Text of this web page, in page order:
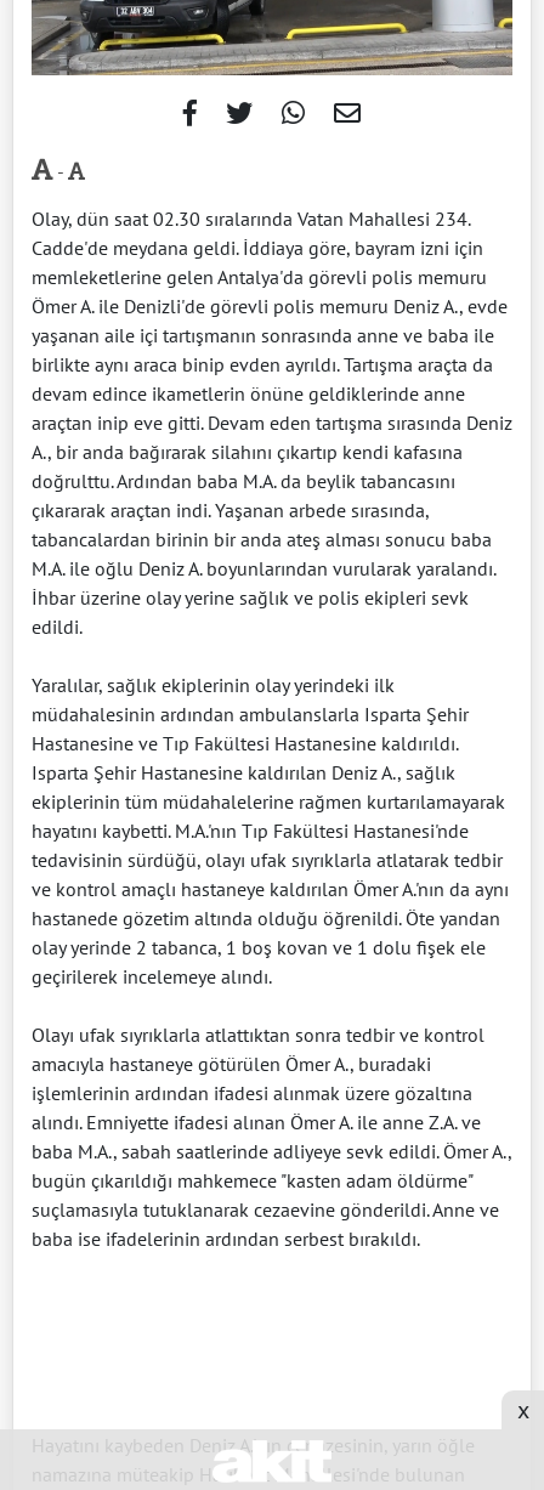
-
Olay, dün saat 02.30 sıralarında Vatan Mahallesi 234.
Cadde'de meydana geldi. İddiaya göre, bayram izni için
memleketlerine gelen Antalya'da görevli polis memuru
Ömer A. ile Denizli'de görevli polis memuru Deniz A., evde
yaşanan aile içi tartışmanın sonrasında anne ve baba ile
birlikte aynı araca binip evden ayrıldı. Tartışma araçta da
devam edince ikametlerin önüne geldiklerinde anne
araçtan inip eve gitti. Devam eden tartışma sırasında Deniz
A., bir anda bağırarak silahını çıkartıp kendi kafasına
doğrulttu. Ardından baba M.A. da beylik tabancasını
çıkararak araçtan indi. Yaşanan arbede sırasında,
tabancalardan birinin bir anda ateş alması sonucu baba
M.A. ile oğlu Deniz A. boyunlarından vurularak yaralandı.
İhbar üzerine olay yerine sağlık ve polis ekipleri sevk
edildi.
Yaralılar, sağlık ekiplerinin olay yerindeki ilk
müdahalesinin ardından ambulanslarla Isparta Şehir
Hastanesine ve Tıp Fakültesi Hastanesine kaldırıldı.
Isparta Şehir Hastanesine kaldırılan Deniz A., sağlık
ekiplerinin tüm müdahalelerine rağmen kurtarılamayarak
hayatını kaybetti. M.A.'nın Tıp Fakültesi Hastanesi'nde
tedavisinin sürdüğü, olayı ufak sıyrıklarla atlatarak tedbir
ve kontrol amaçlı hastaneye kaldırılan Ömer A.'nın da aynı
hastanede gözetim altında olduğu öğrenildi. Öte yandan
olay yerinde 2 tabanca, 1 boş kovan ve 1 dolu fişek ele
geçirilerek incelemeye alındı.
Olayı ufak sıyrıklarla atlattıktan sonra tedbir ve kontrol
amacıyla hastaneye götürülen Ömer A., buradaki
işlemlerinin ardından ifadesi alınmak üzere gözaltına
alındı. Emniyette ifadesi alınan Ömer A. ile anne Z.A. ve
baba M.A., sabah saatlerinde adliyeye sevk edildi. Ömer A.,
bugün çıkarıldığı mahkemece "kasten adam öldürme"
suçlamasıyla tutuklanarak cezaevine gönderildi. Anne ve
baba ise ifadelerinin ardından serbest bırakıldı.
Hayatını kaybeden Deniz A.'nın cenazesinin, yarın öğle
namazına müteakip Halıkent Mahallesi'nde bulunan
x